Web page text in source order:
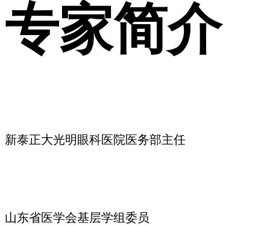
专家简介
新泰正大光明眼科医院医务部主任
山东省医学会基层学组委员